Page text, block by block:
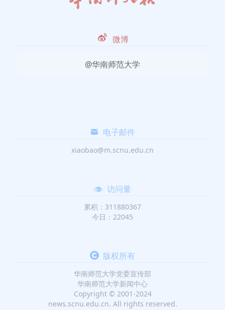
微博
@华南师范大学
电子邮件
xiaobao@m.scnu.edu.cn
访问量
累积：311880367
今日：22045
版权所有
华南师范大学党委宣传部
华南师范大学新闻中心
Copyright © 2001-2024
news.scnu.edu.cn. All rights reserved.